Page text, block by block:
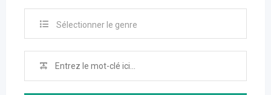
Sélectionner le genre